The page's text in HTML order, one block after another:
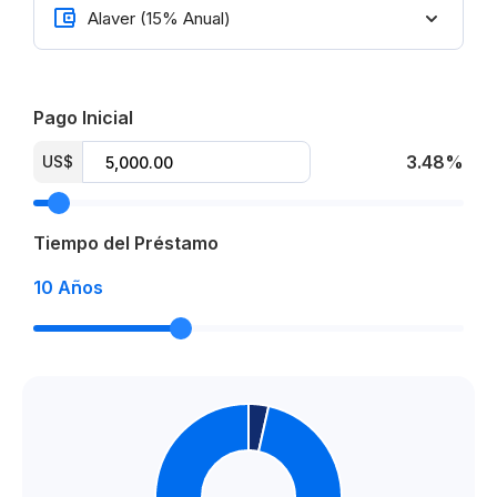
Pago Inicial
US$ 3.48%
Tiempo del Préstamo
10 Años